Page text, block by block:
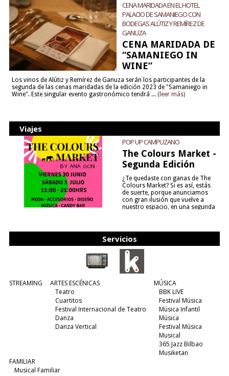
CENA MARIDADA EN EL HOTEL
PALACIO DE SAMANIEGO CON
BODEGAS ALÚTIZ Y REMÍREZ DE
GANUZA
CENA MARIDADA DE
“SAMANIEGO IN
WINE”
Los vinos de Alútiz y Remírez de Ganuza serán los participantes de la
segunda de las cenas maridadas de la edición 2023 de "Samaniego in
Wine". Este singular evento gastronómico tendrá ... (leer más)
Viajes
POP UP CAMPUZANO
The Colours Market -
Segunda Edición
¿Te quedaste con ganas de The
Colours Market? Si es así, estás
de suerte, porque anunciamos
con gran ilusión que vuelve a
nuestro espacio, en una segunda
Servicios
STREAMING
ARTES ESCÉNICAS
Teatro
Cuartitos
Festival Internacional de Teatro
Danza
Danza Vertical
MÚSICA
BBK LIVE
Festival Música
Música Infantil
Música
Festival Música
Musical
365 Jazz Bilbao
Musiketan
FAMILIAR
Musical Familiar